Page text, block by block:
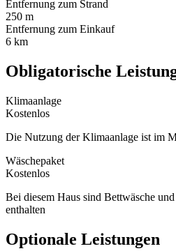
Entfernung zum Strand
250 m
Entfernung zum Einkauf
6 km
Obligatorische
Klimaanlage
Kostenlos
Die Nutzung der Klimaanlage ist im
Wäschepaket
Kostenlos
Bei diesem Haus sind Bettwäsche
enthalten
Optionale Leistungen